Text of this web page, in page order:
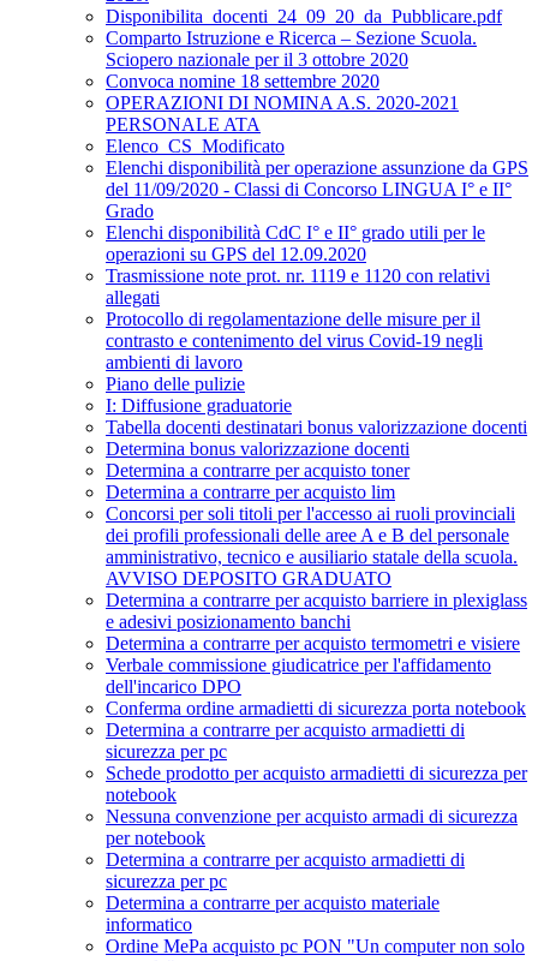
Disponibilita_docenti_24_09_20_da_Pubblicare.pdf
Comparto Istruzione e Ricerca – Sezione Scuola.
Sciopero nazionale per il 3 ottobre 2020
Convoca nomine 18 settembre 2020
OPERAZIONI DI NOMINA A.S. 2020-2021
PERSONALE ATA
Elenco_CS_Modificato
Elenchi disponibilità per operazione assunzione da GPS
del 11/09/2020 - Classi di Concorso LINGUA I° e II°
Grado
Elenchi disponibilità CdC I° e II° grado utili per le
operazioni su GPS del 12.09.2020
Trasmissione note prot. nr. 1119 e 1120 con relativi
allegati
Protocollo di regolamentazione delle misure per il
contrasto e contenimento del virus Covid-19 negli
ambienti di lavoro
Piano delle pulizie
I: Diffusione graduatorie
Tabella docenti destinatari bonus valorizzazione docenti
Determina bonus valorizzazione docenti
Determina a contrarre per acquisto toner
Determina a contrarre per acquisto lim
Concorsi per soli titoli per l'accesso ai ruoli provinciali
dei profili professionali delle aree A e B del personale
amministrativo, tecnico e ausiliario statale della scuola.
AVVISO DEPOSITO GRADUATO
Determina a contrarre per acquisto barriere in plexiglass
e adesivi posizionamento banchi
Determina a contrarre per acquisto termometri e visiere
Verbale commissione giudicatrice per l'affidamento
dell'incarico DPO
Conferma ordine armadietti di sicurezza porta notebook
Determina a contrarre per acquisto armadietti di
sicurezza per pc
Schede prodotto per acquisto armadietti di sicurezza per
notebook
Nessuna convenzione per acquisto armadi di sicurezza
per notebook
Determina a contrarre per acquisto armadietti di
sicurezza per pc
Determina a contrarre per acquisto materiale
informatico
Ordine MePa acquisto pc PON "Un computer non solo